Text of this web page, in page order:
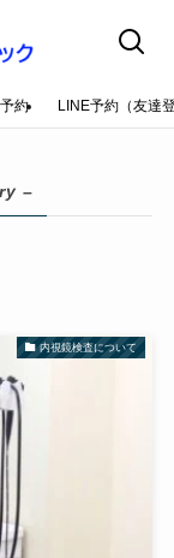
約 LINE予約（友達
–
内視鏡検査について